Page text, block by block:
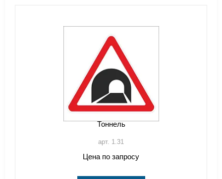
Тоннель
арт. 1.31
Цена по запросу